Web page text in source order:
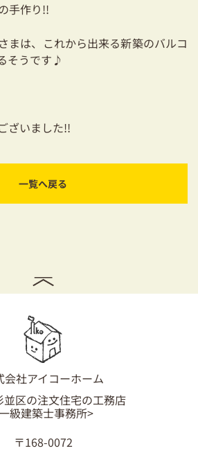
手作り!!
まは、これから出来る新築のバルコ
そうです♪
ざいました!!
一覧へ戻る
会社アイコーホーム
並区の注文住宅の工務店
級建築士事務所>
〒168-0072